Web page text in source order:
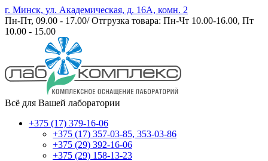
г. Минск, ул. Академическая, д. 16А, комн. 2
Пн-Пт, 09.00 - 17.00/ Отгрузка товара: Пн-Чт 10.00-16.00, Пт
10.00 - 15.00
Всё для Вашей лаборатории
+375 (17) 379-16-06
+375 (17) 357-03-85, 353-03-86
+375 (29) 392-16-06
+375 (29) 158-13-23